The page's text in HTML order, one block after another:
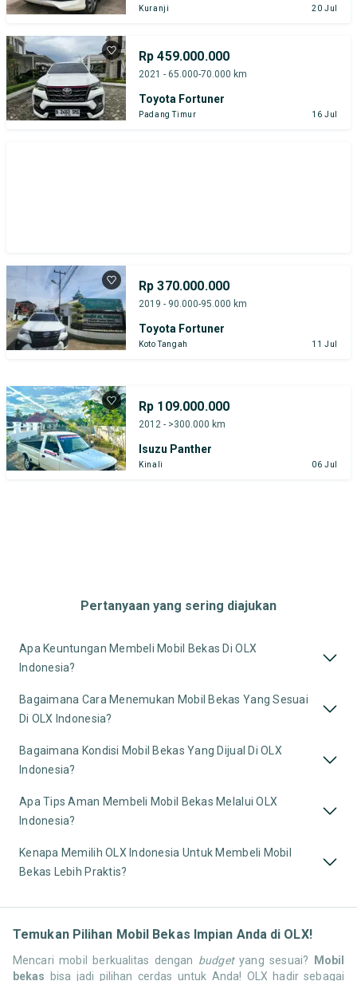
Kuranji 20 Jul
Rp 459.000.000
2021 - 65.000-70.000 km
Toyota Fortuner
Padang Timur 16 Jul
Rp 370.000.000
2019 - 90.000-95.000 km
Toyota Fortuner
Koto Tangah 11 Jul
Rp 109.000.000
2012 - >300.000 km
Isuzu Panther
Kinali 06 Jul
Pertanyaan yang sering diajukan
Apa Keuntungan Membeli Mobil Bekas Di OLX
Indonesia?
Bagaimana Cara Menemukan Mobil Bekas Yang Sesuai
Di OLX Indonesia?
Bagaimana Kondisi Mobil Bekas Yang Dijual Di OLX
Indonesia?
Apa Tips Aman Membeli Mobil Bekas Melalui OLX
Indonesia?
Kenapa Memilih OLX Indonesia Untuk Membeli Mobil
Bekas Lebih Praktis?
Temukan Pilihan Mobil Bekas Impian Anda di OLX!
Mencari mobil berkualitas dengan budgetyang sesuai? Mobil
bekas bisa jadi pilihan cerdas untuk Anda! OLX hadir sebagai